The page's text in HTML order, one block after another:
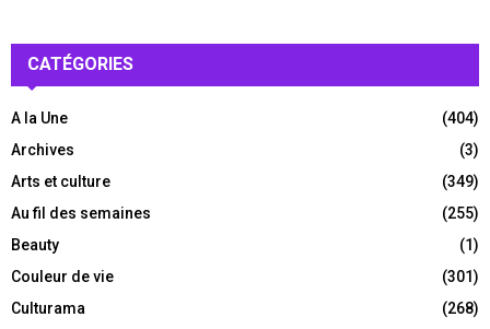
CATÉGORIES
A la Une
(404)
Archives
(3)
Arts et culture
(349)
Au fil des semaines
(255)
Beauty
(1)
Couleur de vie
(301)
Culturama
(268)